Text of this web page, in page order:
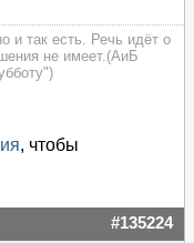
и так есть. Речь идёт о
не имеет.(АиБ
, чтобы
#135224